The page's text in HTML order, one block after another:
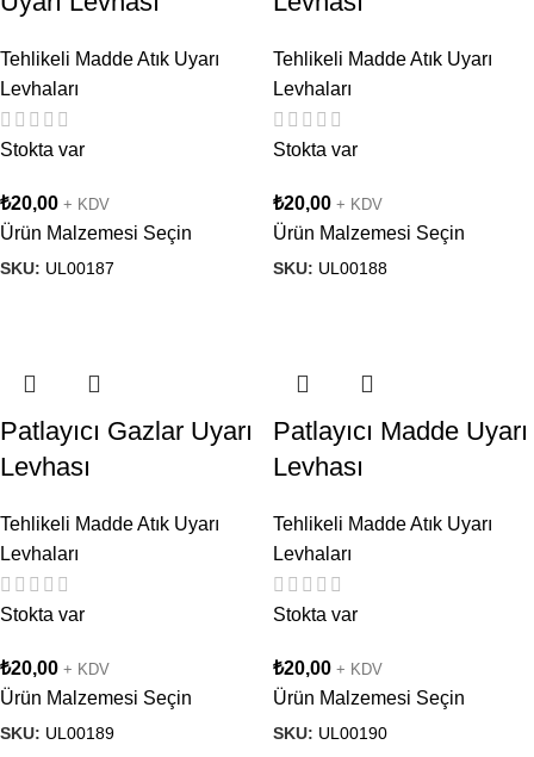
Tehlikeli Madde Atık Uyarı
Levhaları
Stokta var
₺20,00 + KDV
Ürün Malzemesi Seçin
SKU: UL00187
Tehlikeli Madde Atık Uyarı
Levhaları
Stokta var
₺20,00 + KDV
Ürün Malzemesi Seçin
SKU: UL00188
Patlayıcı Gazlar Uyarı
Levhası
Tehlikeli Madde Atık Uyarı
Levhaları
Stokta var
₺20,00 + KDV
Ürün Malzemesi Seçin
SKU: UL00189
Patlayıcı Madde Uyarı
Levhası
Tehlikeli Madde Atık Uyarı
Levhaları
Stokta var
₺20,00 + KDV
Ürün Malzemesi Seçin
SKU: UL00190